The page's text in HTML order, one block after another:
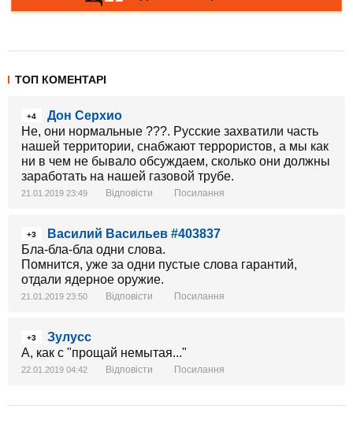
ТОП КОМЕНТАРІ
+4
Дон Серхио
Не, они нормальные ???. Русские захватили часть
нашей территории, снабжают террористов, а мы как
ни в чем не бывало обсуждаем, сколько они должны
заработать на нашей газовой трубе.
21.01.2019 23:49 Відповісти Посилання
+3
Василий Васильев #403837
Бла-бла-бла одни слова.
Помнится, уже за одни пустые слова гарантий,
отдали ядерное оружие.
21.01.2019 23:50 Відповісти Посилання
+3
Зулусс
А, как с "прощай немытая..."
22.01.2019 04:42 Відповісти Посилання